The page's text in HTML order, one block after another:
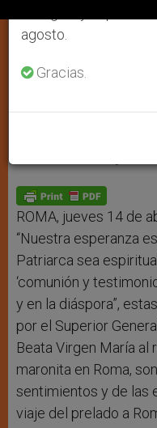
En su primera
W
s
p
p
M
e
g
e
r
F
b
o
k
T
t
ROMA, jueves 14 de
“Nuestra esperanza
Patriarca sea
‘comunión y
y en la diáspora”,
por el Superior
Beata Virgen María al
maronita en Roma,
sentimientos y de las
viaje del prelado a
agosto.
Gracias.